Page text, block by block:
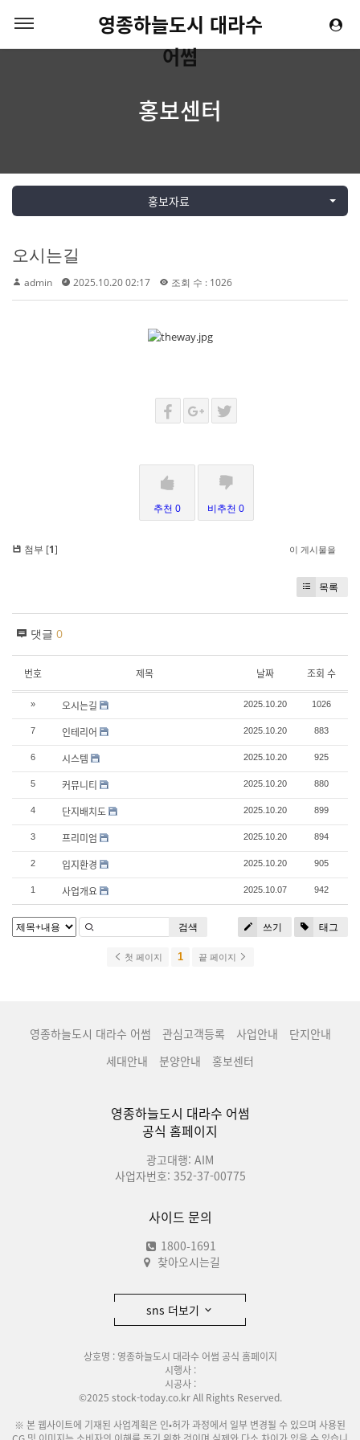
영종하늘도시 대라수
어썸
홍보센터
홍보자료
오시는길
admin 2025.10.20 02:17 조회 수 : 1026
추천 0 비추천 0
첨부 [1] 이 게시물을
목록
댓글 0
번호 제목 날짜 조회 수
» 오시는길 2025.10.20 1026
7 인테리어 2025.10.20 883
6 시스템 2025.10.20 925
5 커뮤니티 2025.10.20 880
4 단지배치도 2025.10.20 899
3 프리미엄 2025.10.20 894
2 입지환경 2025.10.20 905
1 사업개요 2025.10.07 942
쓰기 태그
검색
첫 페이지 1 끝 페이지
영종하늘도시 대라수 어썸 관심고객등록 사업안내
단지안내
세대안내
분양안내 홍보센터
영종하늘도시 대라수 어썸
공식 홈페이지
광고대행: AIM
사업자번호: 352-37-00775
사이드 문의
1800-1691
찾아오시는길
sns 더보기
상호명 : 영종하늘도시 대라수 어썸 공식 홈페이지
시행사 :
시공사 :
©2025 stock-today.co.kr All Rights Reserved.
※ 본 웹사이트에 기재된 사업계획은 인•허가 과정에서 일부 변경될 수 있으며 사용된